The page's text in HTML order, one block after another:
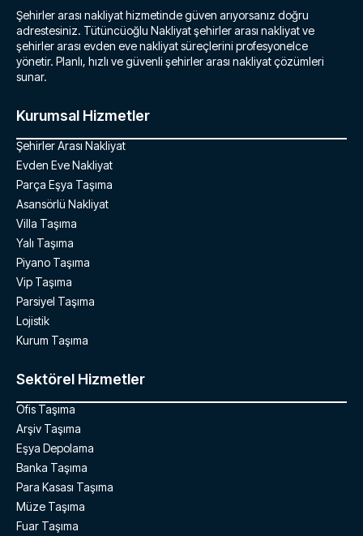
Şehirler arası nakliyat hizmetinde güven arıyorsanız doğru
adrestesiniz. Tütüncüoğlu Nakliyat şehirler arası nakliyat ve
şehirler arası evden eve nakliyat süreçlerini profesyonelce
yönetir. Planlı, hızlı ve güvenli şehirler arası nakliyat çözümleri
sunar.
Kurumsal Hizmetler
Şehirler Arası Nakliyat
Evden Eve Nakliyat
Parça Eşya Taşıma
Asansörlü Nakliyat
Villa Taşıma
Yalı Taşıma
Piyano Taşıma
Vip Taşıma
Parsiyel Taşıma
Lojistik
Kurum Taşıma
Sektörel Hizmetler
Ofis Taşıma
Arşiv Taşıma
Eşya Depolama
Banka Taşıma
Para Kasası Taşıma
Müze Taşıma
Fuar Taşıma